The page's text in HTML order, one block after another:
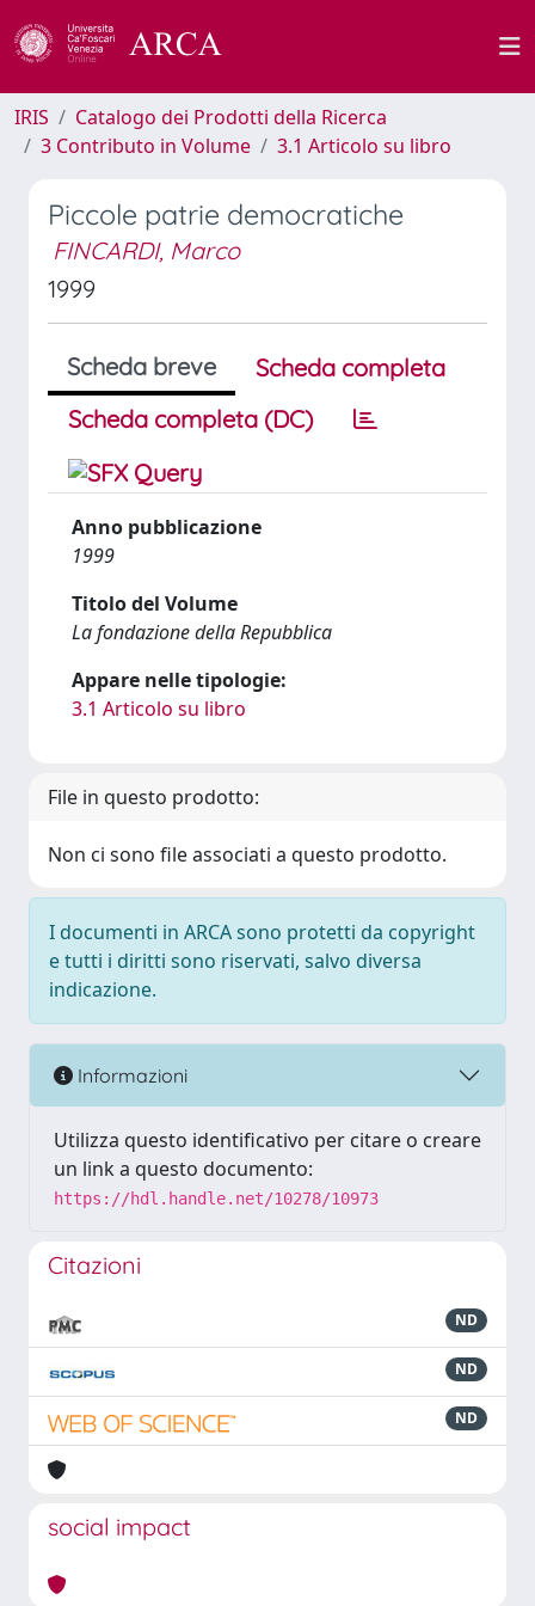
IRIS
Catalogo dei Prodotti della Ricerca
3 Contributo in Volume
3.1 Articolo su libro
Piccole patrie democratiche
FINCARDI, Marco
1999
Scheda breve
Scheda completa
Scheda completa (DC)
Anno pubblicazione
1999
Titolo del Volume
La fondazione della Repubblica
Appare nelle tipologie:
3.1 Articolo su libro
File in questo prodotto:
Non ci sono file associati a questo prodotto.
I documenti in ARCA sono protetti da copyright
e tutti i diritti sono riservati, salvo diversa
indicazione.
Informazioni
Utilizza questo identificativo per citare o creare
un link a questo documento:
https://hdl.handle.net/10278/10973
Citazioni
ND
ND
ND
social impact